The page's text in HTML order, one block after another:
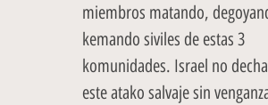
miembros matando,
kemando siviles de estas 3
komunidades. Israel no
este atako salvaje sin